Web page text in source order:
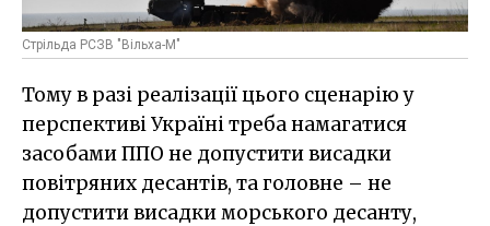
Стрільда РСЗВ "Вільха-М"
Тому в разі реалізації цього сценарію у
перспективі Україні треба намагатися
засобами ППО не допустити висадки
повітряних десантів, та головне – не
допустити висадки морського десанту,